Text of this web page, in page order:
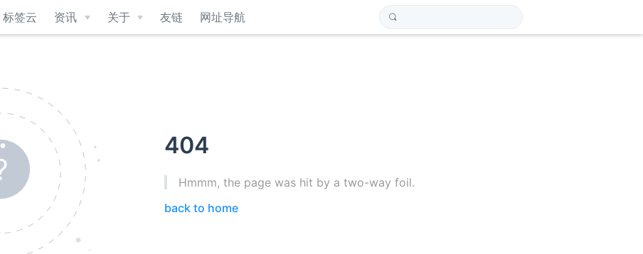
标签云 资讯 关于 友链 网址导航
404
Hmmm, the page was hit by a two-way foil.
back to home